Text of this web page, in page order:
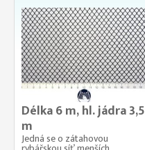
Délka 6 m, hl. jádra 3,5
m
Jedná se o zátahovou